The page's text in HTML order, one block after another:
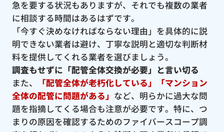
急を要する状況もありますが、それでも複数の業者
に相談する時間はあるはずです。
「今すぐ決めなければならない理由」を具体的に説
明できない業者は避け、丁寧な説明と適切な判断材
料を提供してくれる業者を選びましょう。
調査もせずに「配管全体交換が必要」と言い切る
また、
「配管全体が老朽化している」「マンション
全体の配管に問題がある」 など、明らかに過大な問
題を指摘してくる場合も注意が必要です。特に、つ
まりの原因を確認するためのファイバースコープ調